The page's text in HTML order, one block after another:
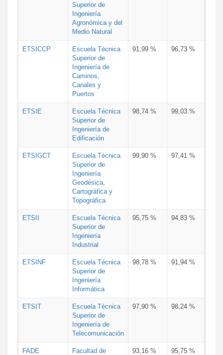
Superior de
Ingeniería
Agronómica y del
Medio Natural
ETSICCP
Escuela Técnica
Superior de
Ingeniería de
Caminos,
Canales y
Puertos
91,99 % 96,73 %
ETSIE
Escuela Técnica
Superior de
Ingeniería de
Edificación
98,74 % 99,03 %
ETSIGCT
Escuela Técnica
Superior de
Ingeniería
Geodésica,
Cartográfica y
Topográfica
99,90 % 97,41 %
ETSII
Escuela Técnica
Superior de
Ingeniería
Industrial
95,75 % 94,83 %
ETSINF
Escuela Técnica
Superior de
Ingeniería
Informática
98,78 % 91,94 %
ETSIT
Escuela Técnica
Superior de
Ingeniería de
Telecomunicación
97,90 % 98,24 %
FADE
Facultad de
93,16 % 95,75 %